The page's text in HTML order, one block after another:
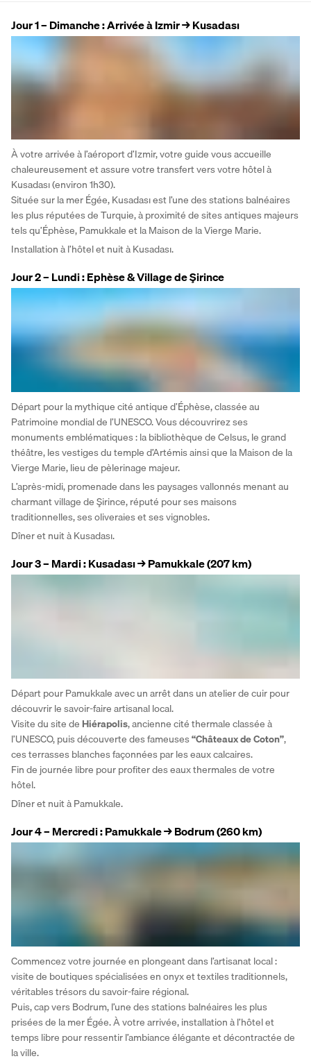
Jour 1 – Dimanche : Arrivée à Izmir → Kusadası
À votre arrivée à l’aéroport d’Izmir, votre guide vous accueille
chaleureusement et assure votre transfert vers votre hôtel à
Kusadası (environ 1h30).
Située sur la mer Égée, Kusadası est l’une des stations balnéaires
les plus réputées de Turquie, à proximité de sites antiques majeurs
tels qu’Éphèse, Pamukkale et la Maison de la Vierge Marie.
Installation à l’hôtel et nuit à Kusadası.
Jour 2 – Lundi : Ephèse & Village de Şirince
Départ pour la mythique cité antique d’Éphèse, classée au
Patrimoine mondial de l’UNESCO. Vous découvrirez ses
monuments emblématiques : la bibliothèque de Celsus, le grand
théâtre, les vestiges du temple d’Artémis ainsi que la Maison de la
Vierge Marie, lieu de pèlerinage majeur.
L’après-midi, promenade dans les paysages vallonnés menant au
charmant village de Şirince, réputé pour ses maisons
traditionnelles, ses oliveraies et ses vignobles.
Dîner et nuit à Kusadası.
Jour 3 – Mardi : Kusadası → Pamukkale (207 km)
Départ pour Pamukkale avec un arrêt dans un atelier de cuir pour
découvrir le savoir-faire artisanal local.
Visite du site de Hiérapolis, ancienne cité thermale classée à
l’UNESCO, puis découverte des fameuses “Châteaux de Coton”,
ces terrasses blanches façonnées par les eaux calcaires.
Fin de journée libre pour profiter des eaux thermales de votre
hôtel.
Dîner et nuit à Pamukkale.
Jour 4 – Mercredi : Pamukkale → Bodrum (260 km)
Commencez votre journée en plongeant dans l’artisanat local :
visite de boutiques spécialisées en onyx et textiles traditionnels,
véritables trésors du savoir-faire régional.
Puis, cap vers Bodrum, l’une des stations balnéaires les plus
prisées de la mer Égée. À votre arrivée, installation à l’hôtel et
temps libre pour ressentir l’ambiance élégante et décontractée de
la ville.